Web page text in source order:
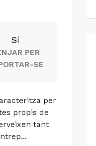
Sí
PER
SE
per
propis de
tant